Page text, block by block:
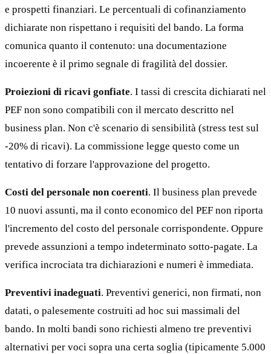
e prospetti finanziari. Le percentuali di cofinanziamento
dichiarate non rispettano i requisiti del bando. La forma
comunica quanto il contenuto: una documentazione
incoerente è il primo segnale di fragilità del dossier.
Proiezioni di ricavi gonfiate. I tassi di crescita dichiarati nel
PEF non sono compatibili con il mercato descritto nel
business plan. Non c'è scenario di sensibilità (stress test sul
-20% di ricavi). La commissione legge questo come un
tentativo di forzare l'approvazione del progetto.
Costi del personale non coerenti. Il business plan prevede
10 nuovi assunti, ma il conto economico del PEF non riporta
l'incremento del costo del personale corrispondente. Oppure
prevede assunzioni a tempo indeterminato sotto-pagate. La
verifica incrociata tra dichiarazioni e numeri è immediata.
Preventivi inadeguati. Preventivi generici, non firmati, non
datati, o palesemente costruiti ad hoc sui massimali del
bando. In molti bandi sono richiesti almeno tre preventivi
alternativi per voci sopra una certa soglia (tipicamente 5.000